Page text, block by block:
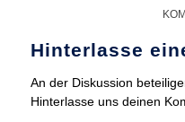
Hinterlasse
An der Diskussion
Hinterlasse uns deinen